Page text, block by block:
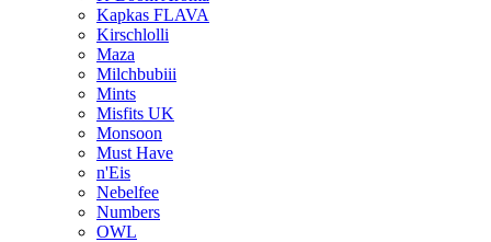
Kapkas FLAVA
Kirschlolli
Maza
Milchbubiii
Mints
Misfits UK
Monsoon
Must Have
n'Eis
Nebelfee
Numbers
OWL